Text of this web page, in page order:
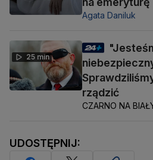
Agata Daniluk
25 min
rządzić
CZARNO NA
UDOSTĘPNIJ: